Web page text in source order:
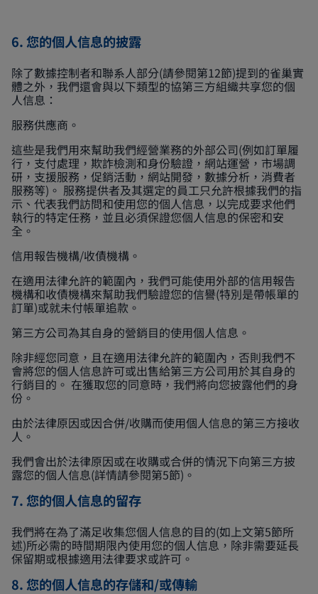
6. 您的個人信息的披露
除了數據控制者和聯系人部分(請參閱第12節)提到的雀巢實
體之外，我們還會與以下類型的協第三方組織共享您的個
人信息：
服務供應商。
這些是我們用來幫助我們經營業務的外部公司(例如訂單履
行，支付處理，欺詐檢測和身份驗證，網站運營，市場調
研，支援服務，促銷活動，網站開發，數據分析，消費者
服務等)。 服務提供者及其選定的員工只允許根據我們的指
示、代表我們訪問和使用您的個人信息，以完成要求他們
執行的特定任務，並且必須保證您個人信息的保密和安
全。
信用報告機構/收債機構。
在適用法律允許的範圍內，我們可能使用外部的信用報告
機構和收債機構來幫助我們驗證您的信譽(特別是帶帳單的
訂單)或就未付帳單追款。
第三方公司為其自身的營銷目的使用個人信息。
除非經您同意，且在適用法律允許的範圍內，否則我們不
會將您的個人信息許可或出售給第三方公司用於其自身的
行銷目的。 在獲取您的同意時，我們將向您披露他們的身
份。
由於法律原因或因合併/收購而使用個人信息的第三方接收
人。
我們會出於法律原因或在收購或合併的情況下向第三方披
露您的個人信息(詳情請參閱第5節)。
7. 您的個人信息的留存
我們將在為了滿足收集您個人信息的目的(如上文第5節所
述)所必需的時間期限內使用您的個人信息，除非需要延長
保留期或根據適用法律要求或許可。
8. 您的個人信息的存儲和/或傳輸